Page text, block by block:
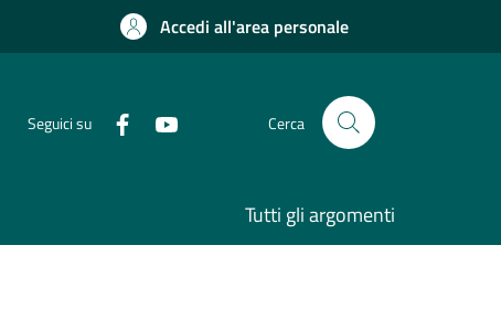
Accedi all'area personale
Seguici su Cerca
Tutti gli argomenti